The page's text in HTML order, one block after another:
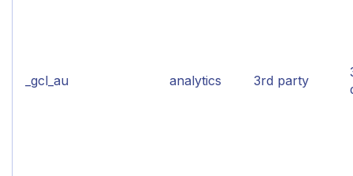
_gcl_au analytics 3rd party